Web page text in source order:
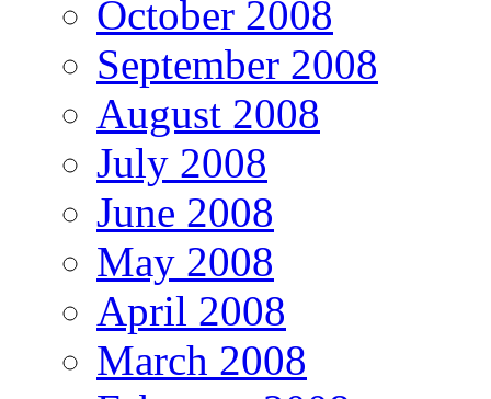
October 2008
September 2008
August 2008
July 2008
June 2008
May 2008
April 2008
March 2008